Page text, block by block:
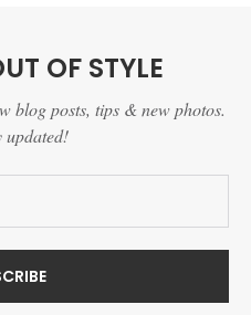
OF STYLE
blog posts, tips & new photos.
updated!